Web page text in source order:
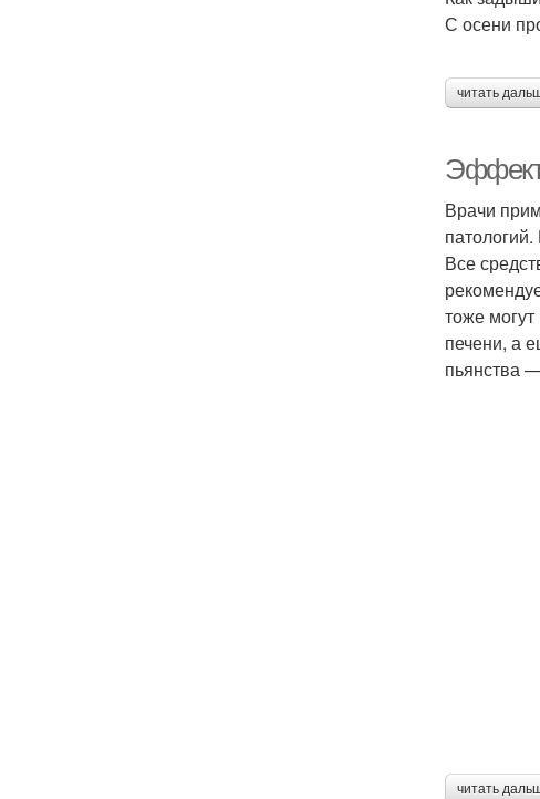
С осени
читать
Врачи
Все
тоже
печени, а
пьянства
читать